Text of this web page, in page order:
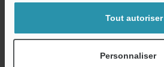
Tout autoriser
Personnaliser